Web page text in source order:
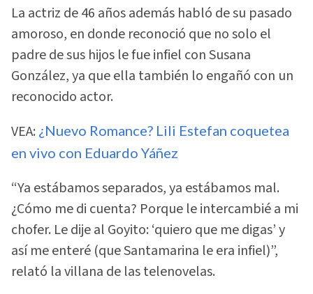
La actriz de 46 años además habló de su pasado
amoroso, en donde reconoció que no solo el
padre de sus hijos le fue infiel con Susana
González, ya que ella también lo engañó con un
reconocido actor.
VEA: ¿Nuevo Romance? Lili Estefan coquetea
en vivo con Eduardo Yáñez
“Ya estábamos separados, ya estábamos mal.
¿Cómo me di cuenta? Porque le intercambié a mi
chofer. Le dije al Goyito: ‘quiero que me digas’ y
así me enteré (que Santamarina le era infiel)”,
relató la villana de las telenovelas.